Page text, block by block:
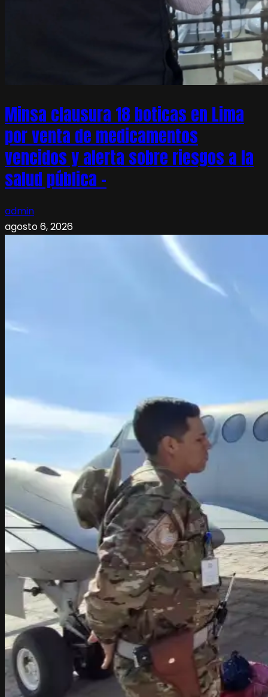
Minsa clausura 18 boticas en Lima
por venta de medicamentos
vencidos y alerta sobre riesgos a la
salud pública –
admin
agosto 6, 2026